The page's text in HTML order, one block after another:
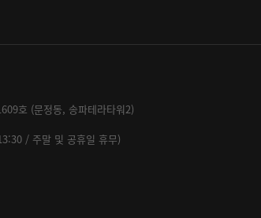
호 (문정동, 송파테라타워2)
/ 주말 및 공휴일 휴무)